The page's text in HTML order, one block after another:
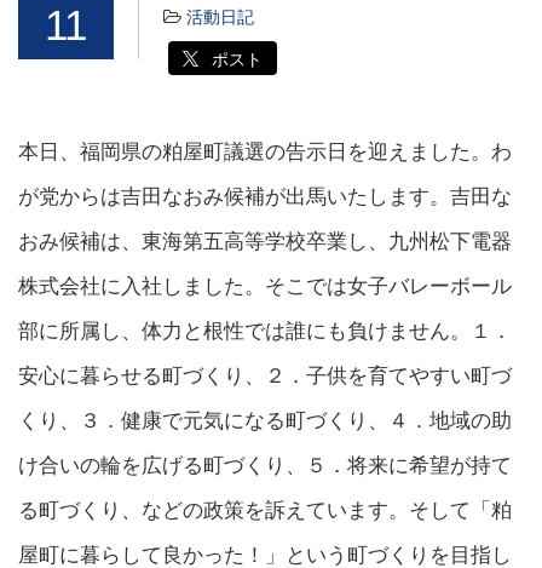
11 活動日記
ポスト
本日、福岡県の粕屋町議選の告示日を迎えました。わ
が党からは吉田なおみ候補が出馬いたします。吉田な
おみ候補は、東海第五高等学校卒業し、九州松下電器
株式会社に入社しました。そこでは女子バレーボール
部に所属し、体力と根性では誰にも負けません。１．
安心に暮らせる町づくり、２．子供を育てやすい町づ
くり、３．健康で元気になる町づくり、４．地域の助
け合いの輪を広げる町づくり、５．将来に希望が持て
る町づくり、などの政策を訴えています。そして「粕
屋町に暮らして良かった！」という町づくりを目指し